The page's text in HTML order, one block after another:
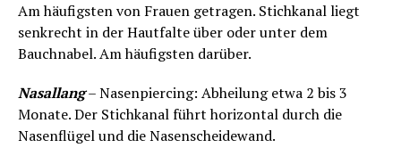
Am häufigsten von Frauen getragen. Stichkanal liegt
senkrecht in der Hautfalte über oder unter dem
Bauchnabel. Am häufigsten darüber.
Nasallang– Nasenpiercing: Abheilung etwa 2 bis 3
Monate. Der Stichkanal führt horizontal durch die
Nasenflügel und die Nasenscheidewand.